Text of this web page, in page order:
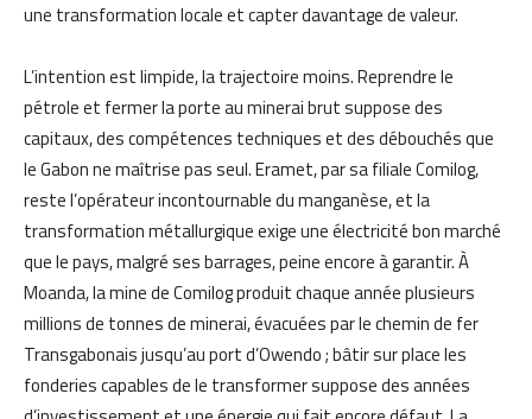
une transformation locale et capter davantage de valeur.
L’intention est limpide, la trajectoire moins. Reprendre le
pétrole et fermer la porte au minerai brut suppose des
capitaux, des compétences techniques et des débouchés que
le Gabon ne maîtrise pas seul. Eramet, par sa filiale Comilog,
reste l’opérateur incontournable du manganèse, et la
transformation métallurgique exige une électricité bon marché
que le pays, malgré ses barrages, peine encore à garantir. À
Moanda, la mine de Comilog produit chaque année plusieurs
millions de tonnes de minerai, évacuées par le chemin de fer
Transgabonais jusqu’au port d’Owendo ; bâtir sur place les
fonderies capables de le transformer suppose des années